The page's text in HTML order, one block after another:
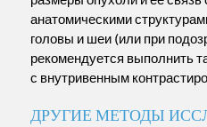
анатомическими
головы и шеи (или при
рекомендуется выполнить
с внутривенным
ДРУГИЕ МЕТОДЫ